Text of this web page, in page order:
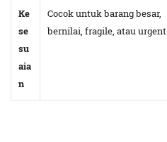
Ke
se
su
aia
n
Cocok untuk barang besar,
bernilai, fragile, atau urgent